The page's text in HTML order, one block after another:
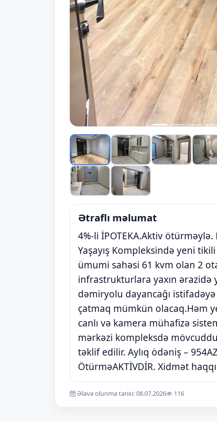
Ətraflı məlumat
4%-li İPOTEKA.Aktiv
Yaşayış Kompleksində yeni
ümumi sahəsi 61 kvm olan 2
infrastrukturlara yaxın ərazidə
dəmiryolu dayancağı
çatmaq mümkün olacaq.Həm
canlı və kamera mühafizə
mərkəzi kompleksdə
təklif edilir. Aylıq ödəniş –
ÖtürməAKTİVDİR. Xidmət
Əlavə olunma tarixi: 08.07.2026 116